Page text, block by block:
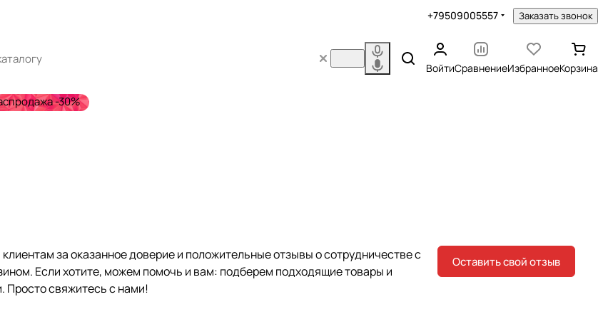
+79509005557 Заказать звонок
ВойтиСравнениеИзбранноеКорзина
-30%
за оказанное доверие и положительные отзывы о сотрудничестве с
Если хотите, можем помочь и вам: подберем подходящие товары и
Просто свяжитесь с нами!
Оставить свой отзыв